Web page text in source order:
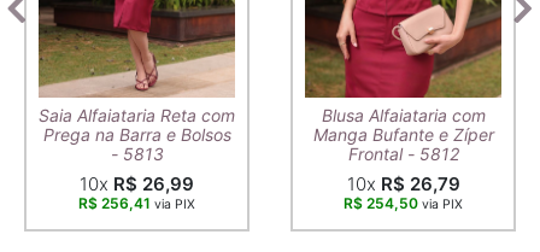
Saia Alfaiataria Reta com
Prega na Barra e Bolsos
- 5813
10x R$ 26,99
R$ 256,41 via PIX
Blusa Alfaiataria com
Manga Bufante e Zíper
Frontal - 5812
10x R$ 26,79
R$ 254,50 via PIX